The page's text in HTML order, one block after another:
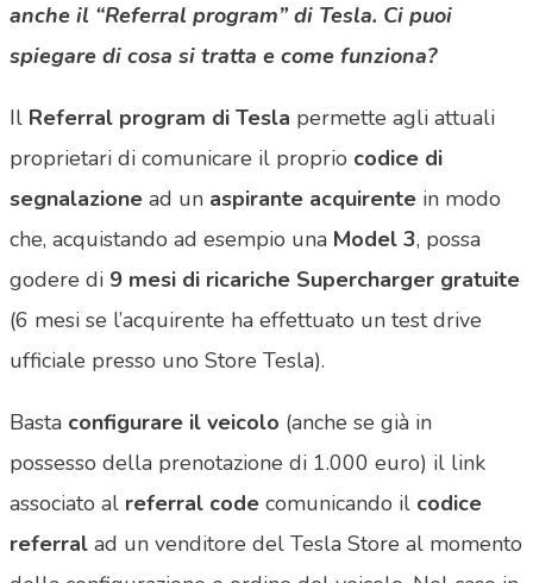
anche il “Referral program” di Tesla. Ci puoi
spiegare di cosa si tratta e come funziona?
Il Referral program di Tesla permette agli attuali
proprietari di comunicare il proprio codice di
segnalazione ad un aspirante acquirente in modo
che, acquistando ad esempio una Model 3, possa
godere di 9 mesi di ricariche Supercharger gratuite
(6 mesi se l’acquirente ha effettuato un test drive
ufficiale presso uno Store Tesla).
Basta configurare il veicolo (anche se già in
possesso della prenotazione di 1.000 euro) il link
associato al referral code comunicando il codice
referral ad un venditore del Tesla Store al momento